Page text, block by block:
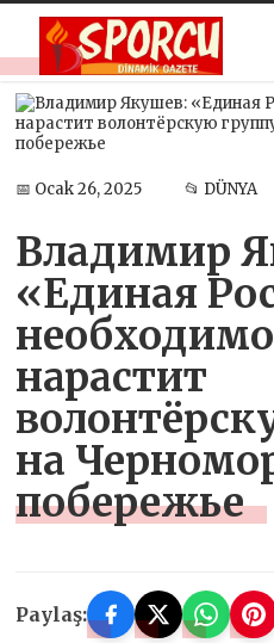
📅 Ocak 26, 2025 📂 DÜNYA
Владимир
«Единая
нарастит
на
побережье
Paylaş: